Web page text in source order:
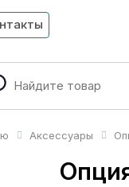
Аксессуары